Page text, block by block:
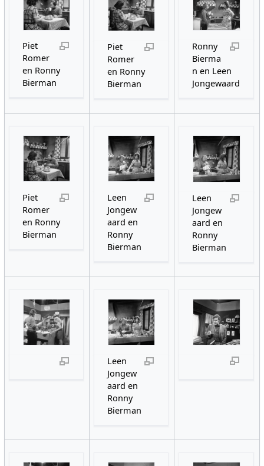
Piet
Romer
en Ronny
Bierman
Piet
Romer
en Ronny
Bierman
Ronny
Bierma
n en Leen
Jongewaard
Piet
Romer
en Ronny
Bierman
Leen
Jongew
aard en
Ronny
Bierman
Leen
Jongew
aard en
Ronny
Bierman
Leen
Jongew
aard en
Ronny
Bierman